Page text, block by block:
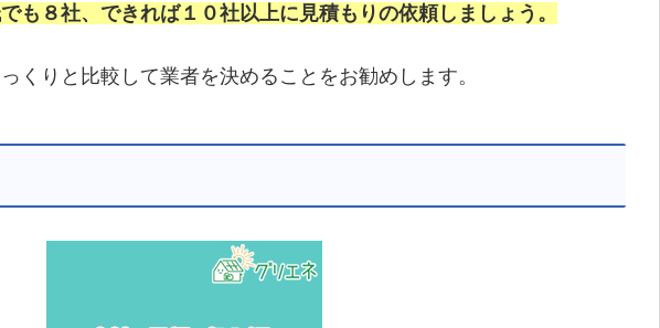
も８社、できれば１０社以上に見積もりの依頼しましょう。
くりと比較して業者を決めることをお勧めします。